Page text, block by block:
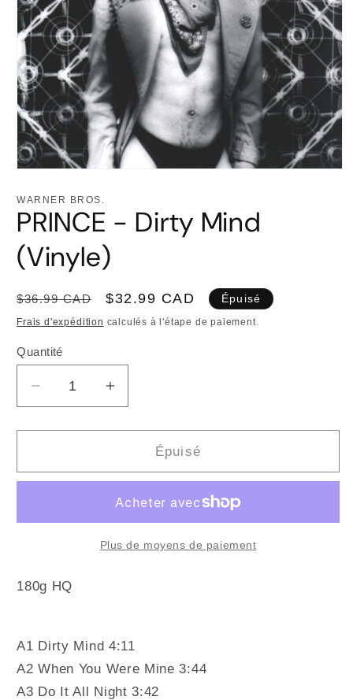
média
dans
une
fenêtre
modale
WARNER BROS.
PRINCE - Dirty Mind
(Vinyle)
Prix
habituel
$36.99 CAD
Prix
promotionnel
$32.99 CAD Épuisé
Frais d'expédition calculés à l'étape de paiement.
Quantité
Quantité
Réduire
la
quantité
PRINCE
Mind
Augmenter
la
quantité
PRINCE
Dirty
Mind
(Vinyle)
Épuisé
Plus de moyens de paiement
180g HQ
A1 Dirty Mind 4:11
A2 When You Were Mine 3:44
A3 Do It All Night 3:42